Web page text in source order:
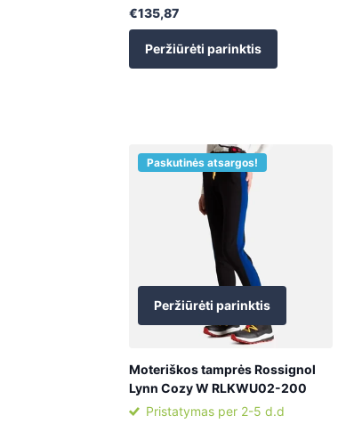
€135,87
Peržiūrėti parinktis
Paskutinės atsargos!
Peržiūrėti parinktis
Moteriškos tamprės Rossignol
Lynn Cozy W RLKWU02-200
Pristatymas per 2-5 d.d